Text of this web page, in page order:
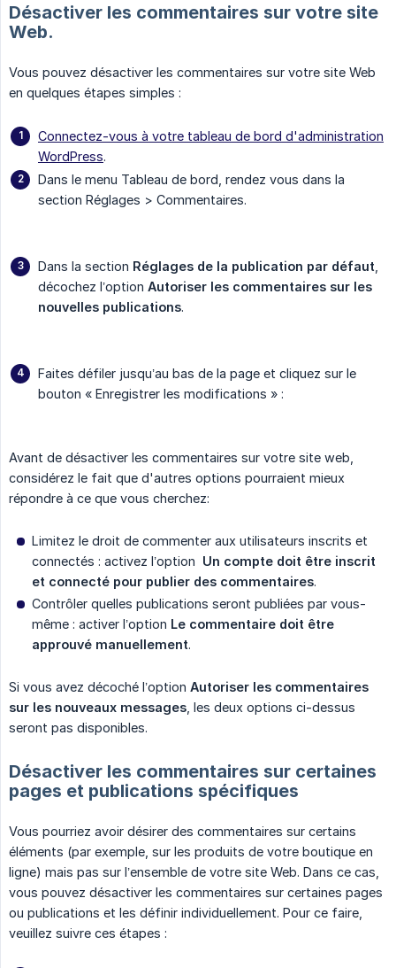
Désactiver les commentaires sur votre site
Web.
Vous pouvez désactiver les commentaires sur votre site Web
en quelques étapes simples :
Connectez-vous à votre tableau de bord d'administration
WordPress.
Dans le menu Tableau de bord, rendez vous dans la
section Réglages > Commentaires.
Dans la section Réglages de la publication par défaut
décochez l’option Autoriser les commentaires sur les
nouvelles publications.
Faites défiler jusqu’au bas de la page et cliquez sur le
bouton « Enregistrer les modifications » :
Avant de désactiver les commentaires sur votre site web,
considérez le fait que d'autres options pourraient mieux
répondre à ce que vous cherchez:
Limitez le droit de commenter aux utilisateurs inscrits et
connectés : activez l’option Un compte doit être inscrit
et connecté pour publier des commentaires.
Contrôler quelles publications seront publiées par vous-
même : activer l’option Le commentaire doit être
approuvé manuellement.
Si vous avez décoché l’option Autoriser les commentaires
sur les nouveaux messages , les deux options ci-dessus
seront pas disponibles.
Désactiver les commentaires sur certaines
pages et publications spécifiques
Vous pourriez avoir désirer des commentaires sur certains
éléments (par exemple, sur les produits de votre boutique en
ligne) mais pas sur l’ensemble de votre site Web. Dans ce cas,
vous pouvez désactiver les commentaires sur certaines pages
ou publications et les définir individuellement. Pour ce faire,
veuillez suivre ces étapes :